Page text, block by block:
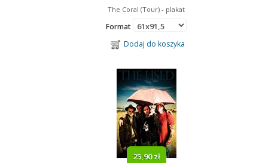
The Coral (Tour) - plakat
Format
Dodaj do koszyka
25,90 zł